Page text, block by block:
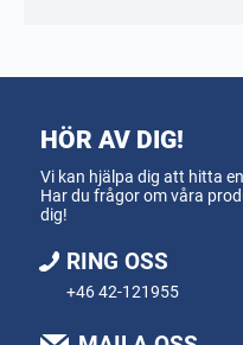
HÖR AV DIG!
Vi kan hjälpa dig att hitta
Har du frågor om våra
dig!
RING OSS
+46 42-121955